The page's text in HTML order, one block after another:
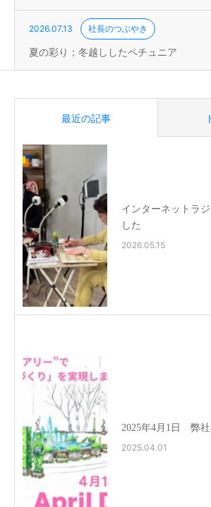
2026.07.13 社長のつぶやき
夏の彩り；冬越ししたペチュニア
最近の記事
インターネットラ
した
2026.05.15
2025年4月1日 弊社
2025.04.01